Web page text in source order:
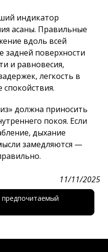
индикатор
асаны. Правильные
вдоль всей
задней поверхности
и равновесия,
легкость в
должна приносить
покоя. Если
дыхание
замедляются —
11/11/2025